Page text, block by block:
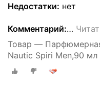
Недостатки: нет
Комментарий:…
Товар —
Nautic Spiri Men,90 мл